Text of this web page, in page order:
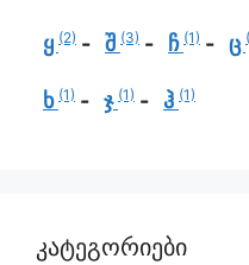
ყ (2) შ (3) ჩ (1) ც
ხ (1) ჯ (1) ჰ (1)
კატეგორიები